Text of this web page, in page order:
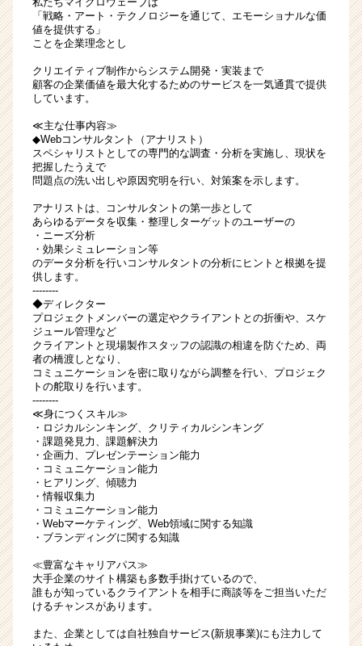
「戦略・アート・テクノロジーを通じて、エモーショナルな価
値を提供する」
ことを企業理念とし
クリエイティブ制作からシステム開発・実装まで
顧客の企業価値を最大化するためのサービスを一気通貫で提供
しています。
≪主な仕事内容≫
◆Webコンサルタント（アナリスト）
スペシャリストとしての専門的な調査・分析を実施し、現状を
把握したうえで
問題点の洗い出しや原因究明を行い、対策案を示します。
アナリストは、コンサルタントの第一歩として
あらゆるデータを収集・整理しターゲットのユーザーの
・ニーズ分析
・効果シミュレーション等
のデータ分析を行いコンサルタントの分析にヒントと根拠を提
供します。
--------
◆ディレクター
プロジェクトメンバーの選定やクライアントとの折衝や、スケ
ジュール管理など
クライアントと現場製作スタッフの認識の相違を防ぐため、両
者の橋渡しとなり、
コミュニケーションを密に取りながら調整を行い、プロジェク
トの舵取りを行います。
--------
≪身につくスキル≫
・ロジカルシンキング、クリティカルシンキング
・課題発見力、課題解決力
・企画力、プレゼンテーション能力
・コミュニケーション能力
・ヒアリング、傾聴力
・情報収集力
・コミュニケーション能力
・Webマーケティング、Web領域に関する知識
・ブランディングに関する知識
≪豊富なキャリアパス≫
大手企業のサイト構築も多数手掛けているので、
誰もが知っているクライアントを相手に商談等をご担当いただ
けるチャンスがあります。
また、企業としては自社独自サービス(新規事業)にも注力して